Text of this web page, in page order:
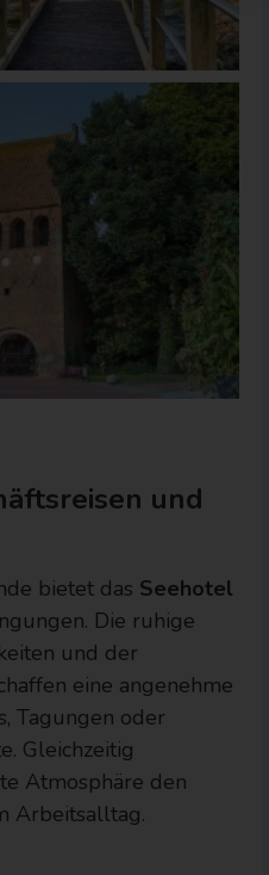
und
bietet das Seehotel
Die ruhige
und der
eine angenehme
Tagungen oder
Gleichzeitig
Atmosphäre den
Arbeitsalltag.